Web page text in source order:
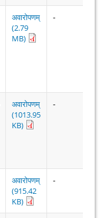
अवारोपणम्
(2.79
MB)
-
अवारोपणम्
(1013.95
KB)
-
अवारोपणम्
(915.42
KB)
-